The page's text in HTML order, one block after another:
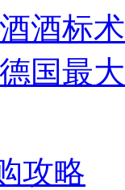
酒标
德国最
攻略